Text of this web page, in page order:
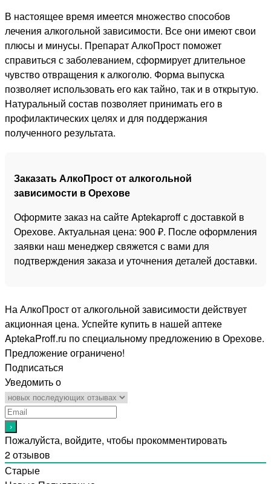
В настоящее время имеется множество способов
лечения алкогольной зависимости. Все они имеют свои
плюсы и минусы. Препарат АлкоПрост поможет
справиться с заболеванием, сформирует длительное
чувство отвращения к алкоголю. Форма выпуска
позволяет использовать его как тайно, так и в открытую.
Натуральный состав позволяет принимать его в
профилактических целях и для поддержания
полученного результата.
Заказать АлкоПрост от алкогольной
зависимости в Орехове
Оформите заказ на сайте Aptekaproff с доставкой в
Орехове. Актуальная цена: 900 ₽. После оформления
заявки наш менеджер свяжется с вами для
подтверждения заказа и уточнения деталей доставки.
На АлкоПрост от алкогольной зависимости действует
акционная цена. Успейте купить в нашей аптеке
AptekaProff.ru по специальному предложению в Орехове.
Предложение ограничено!
Подписаться
Уведомить о
Пожалуйста, войдите, чтобы прокомментировать
2отзывов
Старые